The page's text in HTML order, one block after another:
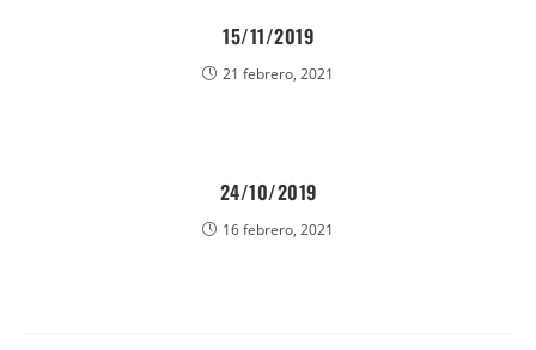
15/11/2019
21 febrero, 2021
24/10/2019
16 febrero, 2021